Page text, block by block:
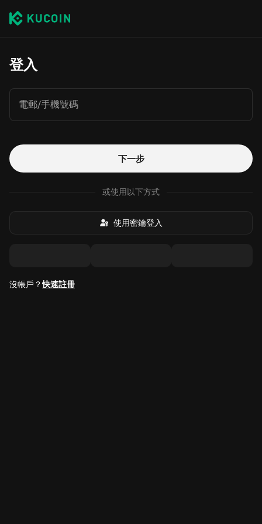
登入
電郵/手機號碼
下一步
或使用以下方式
使用密鑰登入
沒帳戶？快速註冊